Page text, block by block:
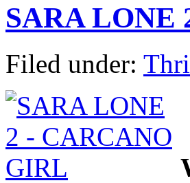
SARA LONE
Filed under: